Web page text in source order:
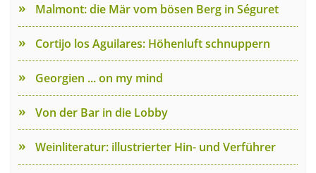
Malmont: die Mär vom bösen Berg in Séguret
Cortijo los Aguilares: Höhenluft schnuppern
Georgien ... on my mind
Von der Bar in die Lobby
Weinliteratur: illustrierter Hin- und Verführer